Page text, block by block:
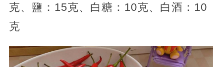
克、鹽：15克、白糖：10克、白酒：10
克